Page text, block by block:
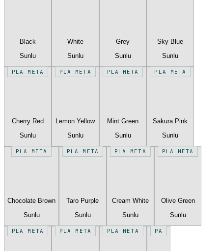
Black
Sunlu
White
Sunlu
Grey
Sunlu
Sky Blue
Sunlu
PLA META
Cherry Red
Sunlu
PLA META
Lemon Yellow
Sunlu
PLA META
Mint Green
Sunlu
PLA META
Sakura Pink
Sunlu
PLA META
Chocolate Brown
Sunlu
PLA META
Taro Purple
Sunlu
PLA META
Cream White
Sunlu
PLA META
Olive Green
Sunlu
PLA META PLA META PLA META PA